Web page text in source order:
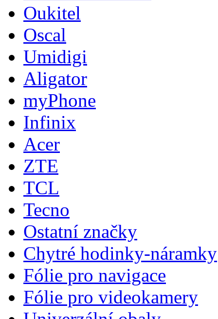
Oukitel
Oscal
Umidigi
Aligator
myPhone
Infinix
Acer
ZTE
TCL
Tecno
Ostatní značky
Chytré hodinky-náramky
Fólie pro navigace
Fólie pro videokamery